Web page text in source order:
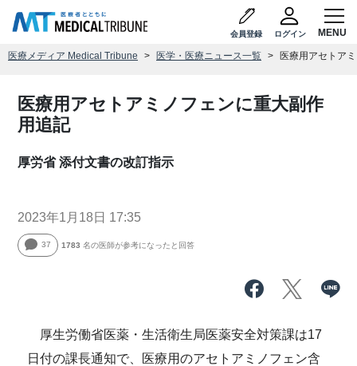
会員登録 ログイン
医療メディア Medical Tribune 医学・医療ニュース一覧 医療用アセトア
医療用アセトアミノフェンに重大副作
用追記
厚労省 添付文書の改訂指示
2023年1月18日 17:35
37 1783 名の医師が参考になったと回答
厚生労働省医薬・生活衛生局医薬安全対策課は17
日付の課長通知で、医療用のアセトアミノフェン含